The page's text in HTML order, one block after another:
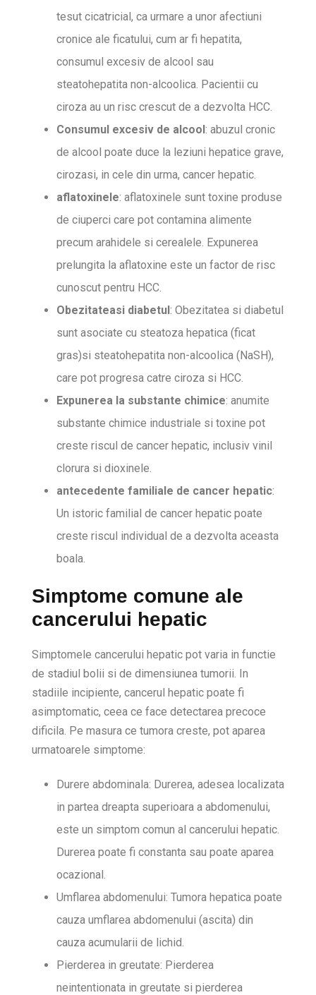
tesut cicatricial, ca urmare a unor afectiuni
cronice ale ficatului, cum ar fi hepatita,
consumul excesiv de alcool sau
steatohepatita non-alcoolica. Pacientii cu
ciroza au un risc crescut de a dezvolta HCC.
Consumul excesiv de alcool: abuzul cronic
de alcool poate duce la leziuni hepatice grave,
cirozasi, in cele din urma, cancer hepatic.
aflatoxinele: aflatoxinele sunt toxine produse
de ciuperci care pot contamina alimente
precum arahidele si cerealele. Expunerea
prelungita la aflatoxine este un factor de risc
cunoscut pentru HCC.
Obezitateasi diabetul: Obezitatea si diabetul
sunt asociate cu steatoza hepatica (ficat
gras)si steatohepatita non-alcoolica (NaSH),
care pot progresa catre ciroza si HCC.
Expunerea la substante chimice: anumite
substante chimice industriale si toxine pot
creste riscul de cancer hepatic, inclusiv vinil
clorura si dioxinele.
antecedente familiale de cancer hepatic:
Un istoric familial de cancer hepatic poate
creste riscul individual de a dezvolta aceasta
boala.
Simptome comune ale
cancerului hepatic
Simptomele cancerului hepatic pot varia in functie
de stadiul bolii si de dimensiunea tumorii. In
stadiile incipiente, cancerul hepatic poate fi
asimptomatic, ceea ce face detectarea precoce
dificila. Pe masura ce tumora creste, pot aparea
urmatoarele simptome:
Durere abdominala: Durerea, adesea localizata
in partea dreapta superioara a abdomenului,
este un simptom comun al cancerului hepatic.
Durerea poate fi constanta sau poate aparea
ocazional.
Umflarea abdomenului: Tumora hepatica poate
cauza umflarea abdomenului (ascita) din
cauza acumularii de lichid.
Pierderea in greutate: Pierderea
neintentionata in greutate si pierderea